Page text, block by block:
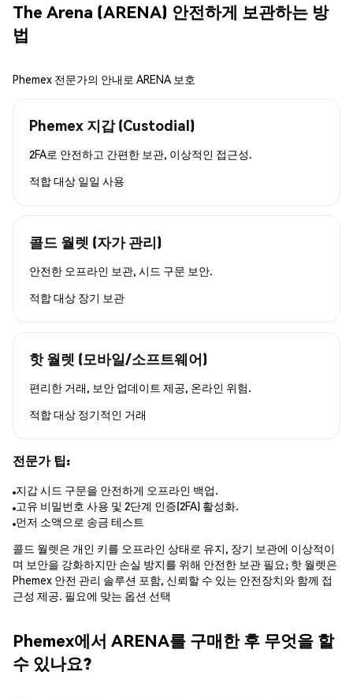
The Arena (ARENA) 안전하게 보관하는 방
법
Phemex 전문가의 안내로 ARENA 보호
Phemex 지갑 (Custodial)
2FA로 안전하고 간편한 보관, 이상적인 접근성.
적합 대상 일일 사용
콜드 월렛 (자가 관리)
안전한 오프라인 보관, 시드 구문 보안.
적합 대상 장기 보관
핫 월렛 (모바일/소프트웨어)
편리한 거래, 보안 업데이트 제공, 온라인 위험.
적합 대상 정기적인 거래
전문가 팁:
지갑 시드 구문을 안전하게 오프라인 백업.
고유 비밀번호 사용 및 2단계 인증(2FA) 활성화.
먼저 소액으로 송금 테스트
콜드 월렛은 개인 키를 오프라인 상태로 유지, 장기 보관에 이상적이
며 보안을 강화하지만 손실 방지를 위해 안전한 보관 필요; 핫 월렛은
Phemex 안전 관리 솔루션 포함, 신뢰할 수 있는 안전장치와 함께 접
근성 제공. 필요에 맞는 옵션 선택
Phemex에서 ARENA를 구매한 후 무엇을 할
수 있나요?